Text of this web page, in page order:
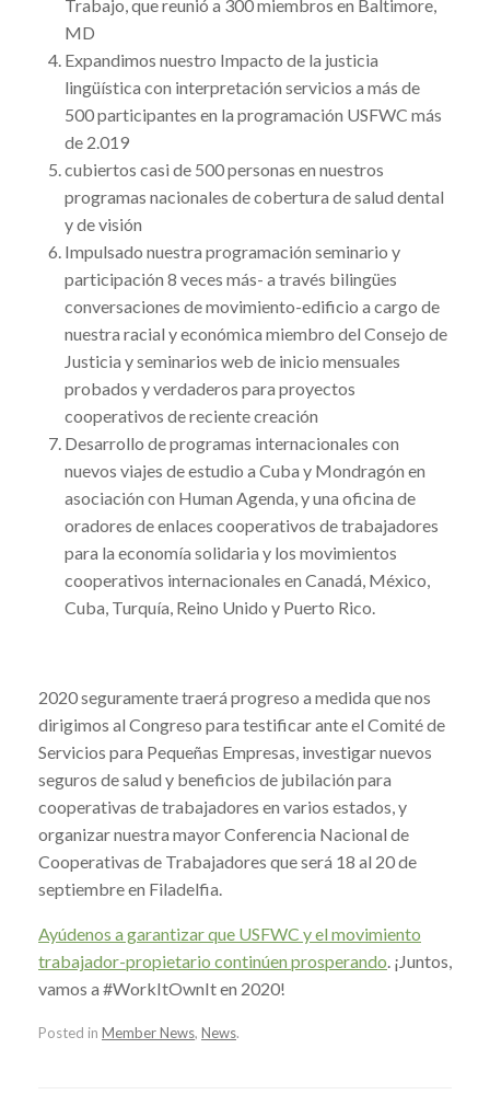
Trabajo, que reunió a 300 miembros en Baltimore,
MD
Expandimos nuestro Impacto de la justicia
lingüística con interpretación servicios a más de
500 participantes en la programación USFWC más
de 2.019
cubiertos casi de 500 personas en nuestros
programas nacionales de cobertura de salud dental
y de visión
Impulsado nuestra programación seminario y
participación 8 veces más- a través bilingües
conversaciones de movimiento-edificio a cargo de
nuestra racial y económica miembro del Consejo de
Justicia y seminarios web de inicio mensuales
probados y verdaderos para proyectos
cooperativos de reciente creación
Desarrollo de programas internacionales con
nuevos viajes de estudio a Cuba y Mondragón en
asociación con Human Agenda, y una oficina de
oradores de enlaces cooperativos de trabajadores
para la economía solidaria y los movimientos
cooperativos internacionales en Canadá, México,
Cuba, Turquía, Reino Unido y Puerto Rico.
2020 seguramente traerá progreso a medida que nos
dirigimos al Congreso para testificar ante el Comité de
Servicios para Pequeñas Empresas, investigar nuevos
seguros de salud y beneficios de jubilación para
cooperativas de trabajadores en varios estados, y
organizar nuestra mayor Conferencia Nacional de
Cooperativas de Trabajadores que será 18 al 20 de
septiembre en Filadelfia.
Ayúdenos a garantizar que USFWC y el movimiento
trabajador-propietario continúen prosperando ¡Juntos,
vamos a #WorkItOwnIt en 2020!
Posted in Member News, News.